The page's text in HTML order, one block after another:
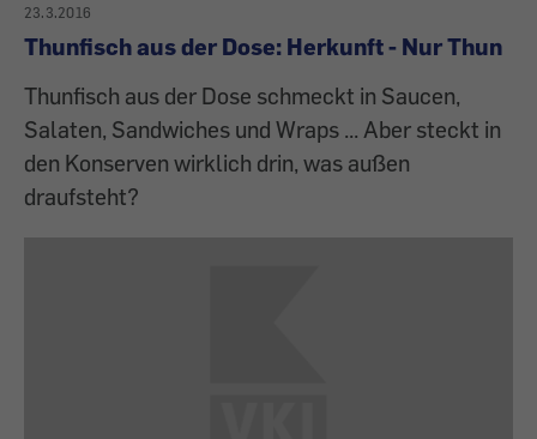
23.3.2016
Thunfisch aus der Dose: Herkunft - Nur Thun
Thunfisch aus der Dose schmeckt in Saucen,
Salaten, Sandwiches und Wraps ... Aber steckt in
den Konserven wirklich drin, was außen
draufsteht?